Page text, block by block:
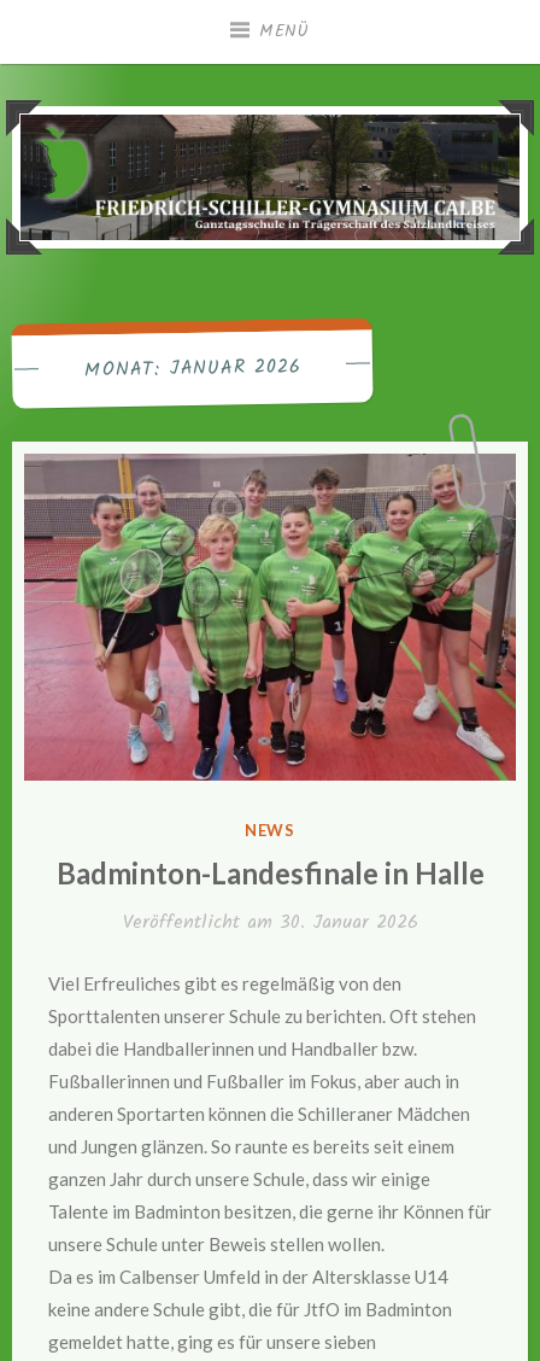
MENÜ
Friedrich-Schiller-
Gymnasium Calbe
Ganztagsgymnasium in Trägerschaft des
Salzlandkreises
MONAT: JANUAR 2026
VERÖFFENTLICHT
NEWS
Badminton-Landesfinale in Halle
Veröffentlicht am 30. Januar 2026
Viel Erfreuliches gibt es regelmäßig von den
Sporttalenten unserer Schule zu berichten. Oft stehen
dabei die Handballerinnen und Handballer bzw.
Fußballerinnen und Fußballer im Fokus, aber auch in
anderen Sportarten können die Schilleraner Mädchen
und Jungen glänzen. So raunte es bereits seit einem
ganzen Jahr durch unsere Schule, dass wir einige
Talente im Badminton besitzen, die gerne ihr Können für
unsere Schule unter Beweis stellen wollen.
Da es im Calbenser Umfeld in der Altersklasse U14
keine andere Schule gibt, die für JtfO im Badminton
gemeldet hatte, ging es für unsere sieben